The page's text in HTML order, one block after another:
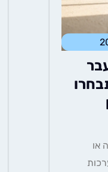
או